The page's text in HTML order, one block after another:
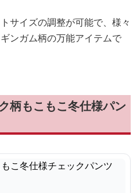
サイズの調整が可能で、様々
ンガム柄の万能アイテムで
柄もこもこ冬仕様パン